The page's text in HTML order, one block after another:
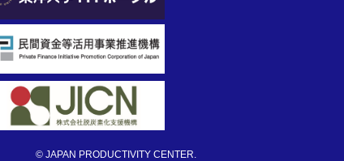
© JAPAN PRODUCTIVITY CENTER.